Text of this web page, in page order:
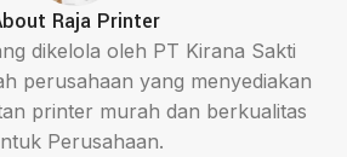
Raja Printer
dikelola oleh PT Kirana Sakti
perusahaan yang menyediakan
printer murah dan berkualitas
Perusahaan.